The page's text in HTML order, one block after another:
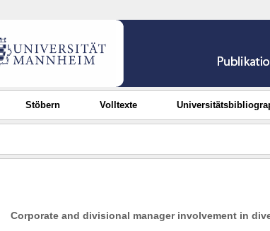
Stöbern Volltexte
Corporate and divisional manager involvement in